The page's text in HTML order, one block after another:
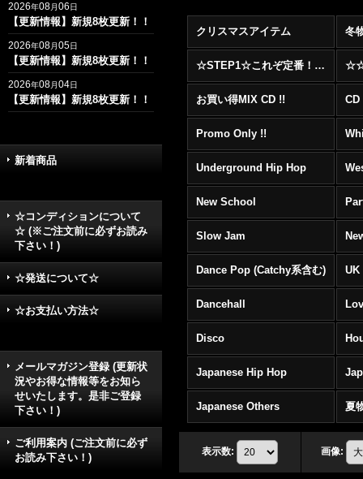
2026年08月06日
【更新情報】新規8枚更新！！
2026年08月05日
【更新情報】新規8枚更新！！
2026年08月04日
【更新情報】新規8枚更新！！
新着商品
☆コンディションについて
☆ (※ご注文前に必ずお読み
下さい！)
☆発送について☆
☆お支払い方法☆
メールマガジン登録 (更新状
況やお得な情報等をお知ら
せいたします。是非ご登録
下さい！)
ご利用案内 (ご注文前に必ず
お読み下さい！)
クリスマスアイテム 冬
☆STEP1☆これぞ定番！！まずはここから！2000年代R&BフロアヒットBest 100 !!!
お買い得MIX CD !!
Promo Only !!
Underground Hip Hop
New School
Slow Jam
Dance Pop (Catchy系含む) UK
Dancehall
Disco
Japanese Hip Hop
Japanese Others 夏
表示数: 画像: